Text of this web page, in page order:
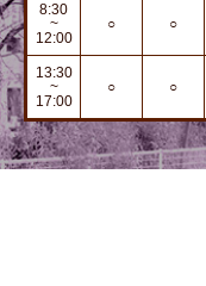
8:30
~
12:00
○ ○
13:30
~
17:00
○ ○